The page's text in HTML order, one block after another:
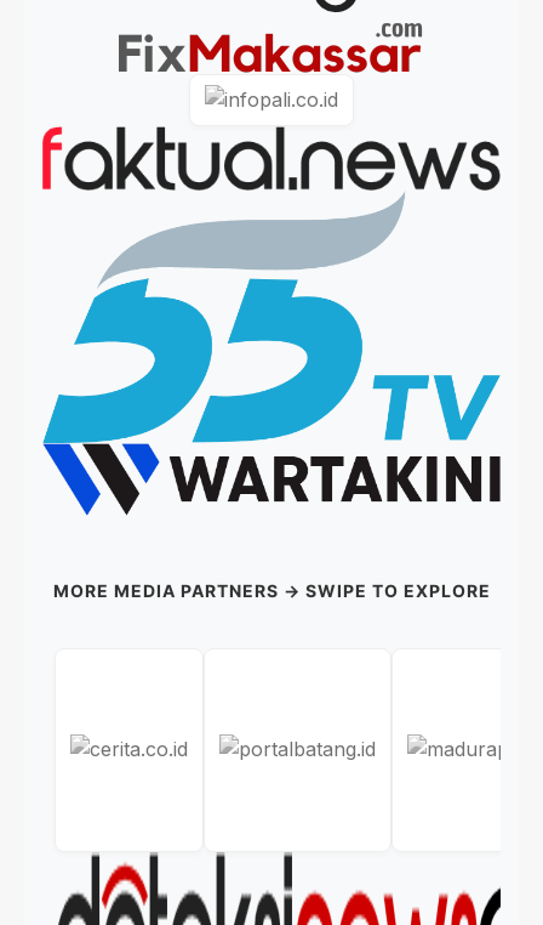
MORE MEDIA PARTNERS → SWIPE TO EXPLORE